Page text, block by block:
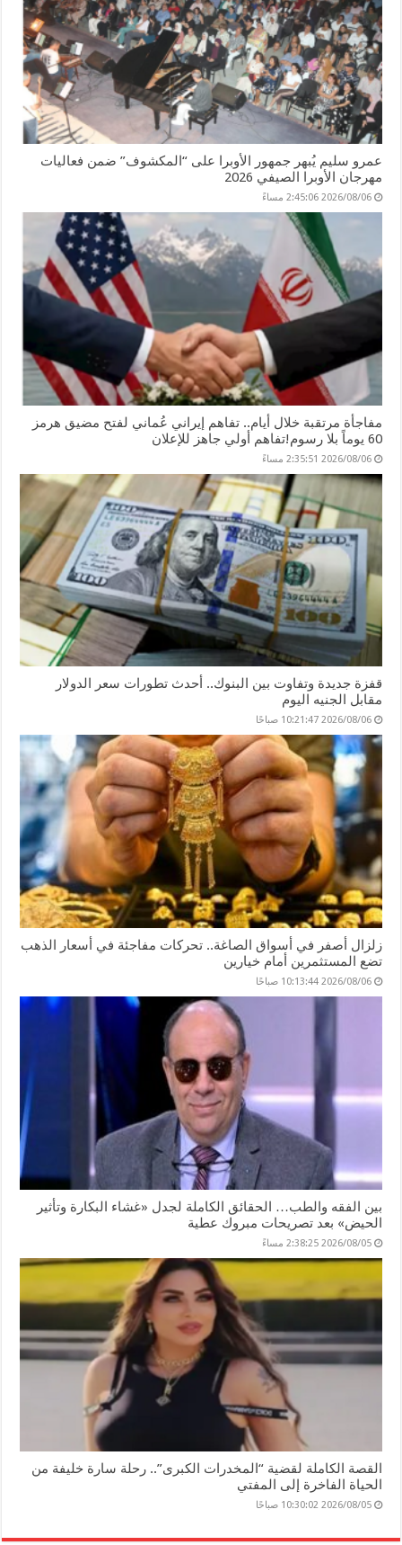
عمرو سليم يُبهر جمهور الأوبرا على “المكشوف” ضمن فعاليات
مهرجان الأوبرا الصيفي 2026
2026/08/06 2:45:06 مساءً
مفاجأة مرتقبة خلال أيام.. تفاهم إيراني عُماني لفتح مضيق هرمز
60 يوماً بلا رسوم!تفاهم أولي جاهز للإعلان
2026/08/06 2:35:51 مساءً
قفزة جديدة وتفاوت بين البنوك.. أحدث تطورات سعر الدولار
مقابل الجنيه اليوم
2026/08/06 10:21:47 صباحًا
زلزال أصفر في أسواق الصاغة.. تحركات مفاجئة في أسعار الذهب
تضع المستثمرين أمام خيارين
2026/08/06 10:13:44 صباحًا
بين الفقه والطب… الحقائق الكاملة لجدل «غشاء البكارة وتأثير
الحيض» بعد تصريحات مبروك عطية
2026/08/05 2:38:25 مساءً
القصة الكاملة لقضية “المخدرات الكبرى”.. رحلة سارة خليفة من
الحياة الفاخرة إلى المفتي
2026/08/05 10:30:02 صباحًا